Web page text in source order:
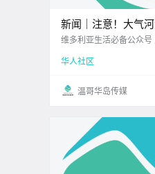
新闻｜注意！大气
岛，维多利亚或将
维多利亚生活必备公众号 点击 我在维多利亚 关
五好呀~ 空气里都是周末
华人社区
温哥华岛传媒